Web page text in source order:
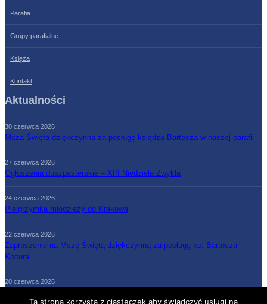
Parafia
Grupy parafialne
Księża
Kontakt
Aktualności
30 czerwca 2026
Msza Święta dziękczynna za posługę księdza Bartosza w naszej parafii
27 czerwca 2026
Ogłoszenia duszpasterskie – XIII Niedziela Zwykła
24 czerwca 2026
Pielgrzymka młodzieży do Krakowa
22 czerwca 2026
Zaproszenie na Mszę Świętą dziękczynną za posługę ks. Bartosza
Kocura
20 czerwca 2026
Ta strona korzysta z ciasteczek aby świadczyć usługi na